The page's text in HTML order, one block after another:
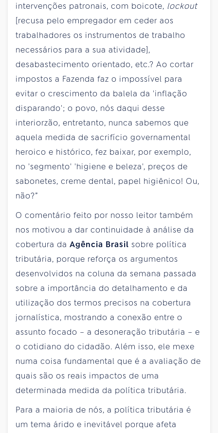
intervenções patronais, com boicote, lockout
[recusa pelo empregador em ceder aos
trabalhadores os instrumentos de trabalho
necessários para a sua atividade],
desabastecimento orientado, etc.? Ao cortar
impostos a Fazenda faz o impossível para
evitar o crescimento da balela da 'inflação
disparando'; o povo, nós daqui desse
interiorzão, entretanto, nunca sabemos que
aquela medida de sacrifício governamental
heroico e histórico, fez baixar, por exemplo,
no 'segmento' 'higiene e beleza', preços de
sabonetes, creme dental, papel higiênico! Ou,
não?”
O comentário feito por nosso leitor também
nos motivou a dar continuidade à análise da
cobertura da Agência Brasil sobre política
tributária, porque reforça os argumentos
desenvolvidos na coluna da semana passada
sobre a importância do detalhamento e da
utilização dos termos precisos na cobertura
jornalística, mostrando a conexão entre o
assunto focado – a desoneração tributária – e
o cotidiano do cidadão. Além isso, ele mexe
numa coisa fundamental que é a avaliação de
quais são os reais impactos de uma
determinada medida da política tributária.
Para a maioria de nós, a política tributária é
um tema árido e inevitável porque afeta